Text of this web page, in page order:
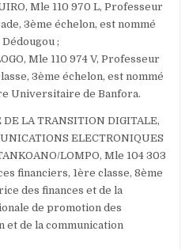
Mle 110 970 L, Professeur
3ème échelon, est nommé
;
Mle 110 974 V, Professeur
3ème échelon, est nommé
Universitaire de Banfora.
LA TRANSITION DIGITALE,
ELECTRONIQUES
LOMPO, Mle 104 303
financiers, 1ère classe, 8ème
des finances et de la
de promotion des
et de la communication